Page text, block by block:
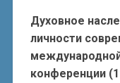
Духовное
личности
конференции